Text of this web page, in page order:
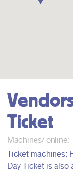
Ticket
Machines/ online:
Ticket machines:
Day Ticket is also